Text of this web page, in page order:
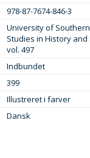
978-87-7674-846-3
University of
Studies in History and
vol. 497
Indbundet
399
Illustreret i farver
Dansk